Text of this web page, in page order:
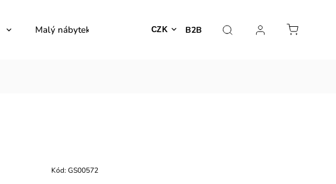
B2B
CZK
Malý nábytek Venkovní nábytek Dekorace
Kód: GS00572